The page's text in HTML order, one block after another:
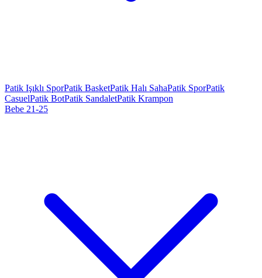
Patik Işıklı SporPatik BasketPatik Halı SahaPatik SporPatik
CasuelPatik BotPatik SandaletPatik Krampon
Bebe 21-25